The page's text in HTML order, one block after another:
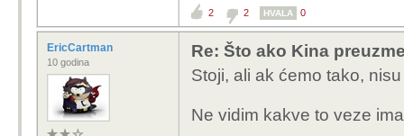
2 2 HVALA 0
EricCartman
10 godina
Re: Što ako Kina
Stoji, ali ak ćemo tako,
Ne vidim kakve to veze